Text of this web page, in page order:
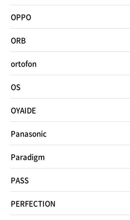
OPPO
ORB
ortofon
OS
OYAIDE
Panasonic
Paradigm
PASS
PERFECTION